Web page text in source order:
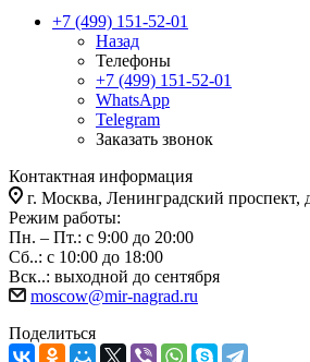
+7 (499) 151-52-01
Назад
Телефоны
+7 (499) 151-52-01
WhatsApp
Telegram
Заказать звонок
Контактная информация
г. Москва, Ленинградский проспект,
Режим работы:
Пн. – Пт.: с 9:00 до 20:00
Сб..: с 10:00 до 18:00
Вск..: выходной до сентября
moscow@mir-nagrad.ru
Поделиться